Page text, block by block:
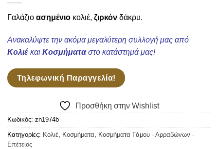
Γαλάζιο ασημένιο κολιέ, ζιρκόν δάκρυ.
Ανακαλύψτε την ακόμα μεγαλύτερη συλλογή μας από
Κολιέ και Κοσμήματαστο κατάστημά μας!
Τηλεφωνική Παραγγελία!
Προσθήκη στην Wishlist
Κωδικός: zn1974b
Κατηγορίες: Κολιέ, Κοσμήματα, Κοσμήματα Γάμου - Αρραβώνων -
Επέτειος